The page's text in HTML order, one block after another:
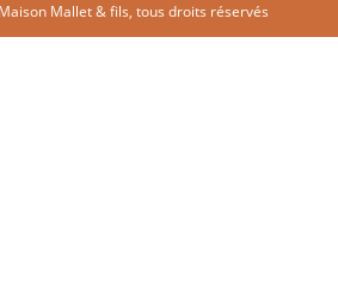
Mallet & fils, tous droits réservés